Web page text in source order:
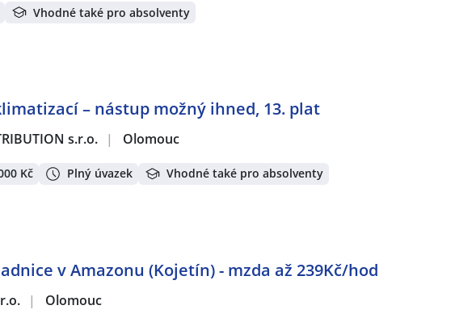
Vhodné také pro absolventy
– nástup možný ihned, 13. plat
s.r.o. | Olomouc
Kč Plný úvazek Vhodné také pro absolventy
v Amazonu (Kojetín) - mzda až 239Kč/hod
| Olomouc